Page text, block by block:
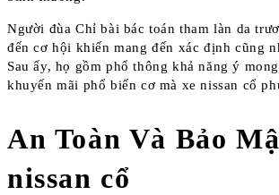
Người đùa Chỉ bài bác toán tham làn da
đến cơ hội khiến mang đến xác định cũng
Sau ấy, họ gồm phổ thông khả năng ý
khuyến mãi phổ biến cơ mà xe nissan cổ
An Toàn Và Bảo
nissan cổ